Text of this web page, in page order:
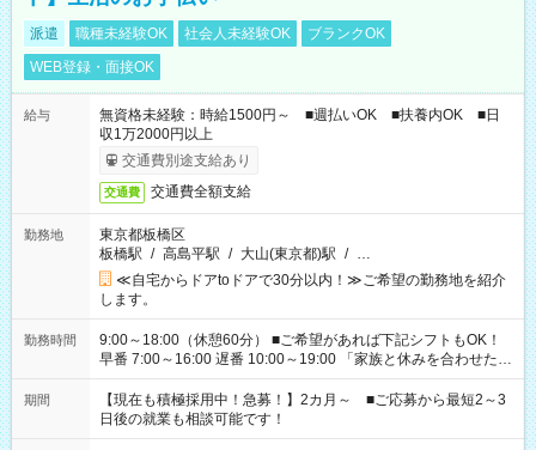
派遣 職種未経験OK 社会人未経験OK
ブランクOK
WEB登録・面接OK
給与
無資格未経験：時給1500円～ ■週払いOK ■扶養内OK ■日
収1万2000円以上
交通費別途支給あり
交通費 交通費全額支給
勤務地
東京都板橋区
板橋駅 / 高島平駅 / 大山(東京都)駅 / …
≪自宅からドアtoドアで30分以内！≫ご希望の勤務地を紹介
します。
勤務時間
9:00～18:00（休憩60分） ■ご希望があれば下記シフトもOK！
早番 7:00～16:00 遅番 10:00～19:00 「家族と休みを合わせた
い」 「余裕を持って夕飯の準備がしたい」 「できれば残業はし
たくない」 など、ご希望を教えてくださいね。 ※Wワーク希望
の方へ 今ご覧のお仕事で希望する勤務時間と、もう1つのお仕事
の勤務時間。 合計で週40時間を超える場合は応募できません。
期間
【現在も積極採用中！急募！】2カ月～ ■ご応募から最短2～3
日後の就業も相談可能です！